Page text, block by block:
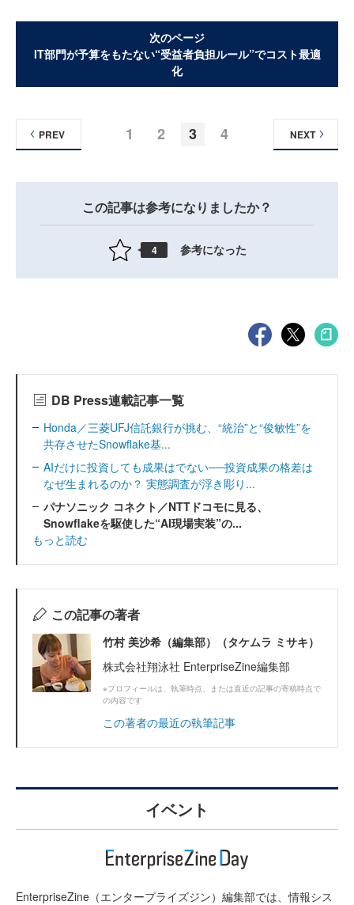
次のページ
IT部門が予算をもたない“受益者負担ルール”でコスト最適
化
1 2 3 4
PREV NEXT
この記事は参考になりましたか？
4 参考になった
DB Press連載記事一覧
Honda／三菱UFJ信託銀行が挑む、“統治”と“俊敏性”を
共存させたSnowflake基...
AIだけに投資しても成果はでない──投資成果の格差は
なぜ生まれるのか？ 実態調査が浮き彫り...
パナソニック コネクト／NTTドコモに見る、
Snowflakeを駆使した“AI現場実装”の...
もっと読む
この記事の著者
竹村 美沙希（編集部）（タケムラ ミサキ）
株式会社翔泳社 EnterpriseZine編集部
※プロフィールは、執筆時点、または直近の記事の寄稿時点で
の内容です
この著者の最近の執筆記事
イベント
EnterpriseZine（エンタープライズジン）編集部では、情報シス